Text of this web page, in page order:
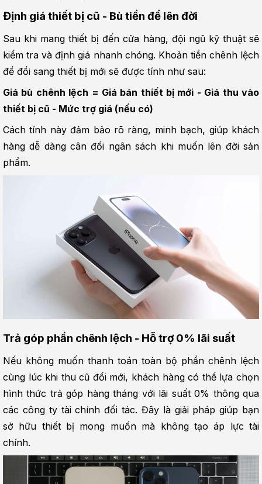
Định giá thiết bị cũ - Bù tiền để lên đời
Sau khi mang thiết bị đến cửa hàng, đội ngũ kỹ thuật sẽ
kiểm tra và định giá nhanh chóng. Khoản tiền chênh lệch
để đổi sang thiết bị mới sẽ được tính như sau:
Giá bù chênh lệch = Giá bán thiết bị mới - Giá thu vào
thiết bị cũ - Mức trợ giá (nếu có)
Cách tính này đảm bảo rõ ràng, minh bạch, giúp khách
hàng dễ dàng cân đối ngân sách khi muốn lên đời sản
phẩm.
Trả góp phần chênh lệch - Hỗ trợ 0% lãi suất
Nếu không muốn thanh toán toàn bộ phần chênh lệch
cùng lúc khi thu cũ đổi mới, khách hàng có thể lựa chọn
hình thức trả góp hàng tháng với lãi suất 0% thông qua
các công ty tài chính đối tác. Đây là giải pháp giúp bạn
sở hữu thiết bị mong muốn mà không tạo áp lực tài
chính.